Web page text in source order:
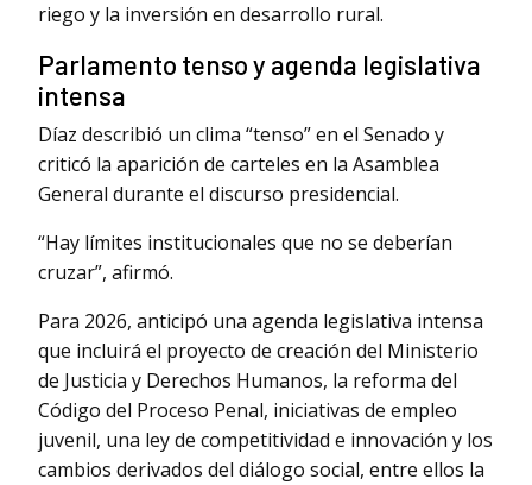
riego y la inversión en desarrollo rural.
Parlamento tenso y agenda legislativa
intensa
Díaz describió un clima “tenso” en el Senado y
criticó la aparición de carteles en la Asamblea
General durante el discurso presidencial.
“Hay límites institucionales que no se deberían
cruzar”, afirmó.
Para 2026, anticipó una agenda legislativa intensa
que incluirá el proyecto de creación del Ministerio
de Justicia y Derechos Humanos, la reforma del
Código del Proceso Penal, iniciativas de empleo
juvenil, una ley de competitividad e innovación y los
cambios derivados del diálogo social, entre ellos la